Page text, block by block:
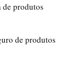
de produtos
de produtos